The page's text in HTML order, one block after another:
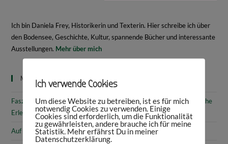
Ich bin Daniela Frey, Historikerin und Texterin. Hier schreibe ich über
den Bodensee, Geschichte, Kultur, spannende Bücher und interessante
Ausstellungen. Mehr über mich
Neueste Beiträge
Faszinierende Geschichte & fantastische Kunst: 10 (kunst)historische
Erlebnisse am Bodensee
Auf den Spuren von Annette von Droste-Hülshoff in Meersburg
Ich verwende Cookies
Um diese Website zu betreiben, ist es für mich
notwendig Cookies zu verwenden. Einige
Cookies sind erforderlich, um die Funktionalität
zu gewährleisten, andere brauche ich für meine
Statistik. Mehr erfährst Du in meiner
Datenschutzerklärung.